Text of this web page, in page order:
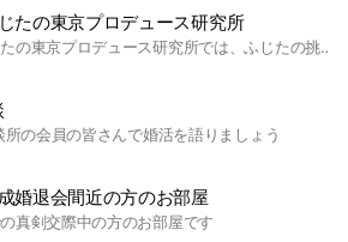
たの東京プロデュース研究所
とんパンふじたの東京プロデュース研究所では、ふじたの挑戦の日々の詳細を報告します。夢は世界一のプロデュース会社を作ること。現時点の目標は１）M-1一回戦突破 ２）出版１０万部 ３）演劇５００人動員 ４）結婚相談所会員１００人 ５）東京プロデュース大学創設
所の会員の皆さんで婚活を語りましょう
婚退会間近の方のお部屋
真剣交際中の方のお部屋です